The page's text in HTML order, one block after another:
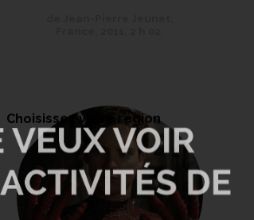
Choisissez votre région